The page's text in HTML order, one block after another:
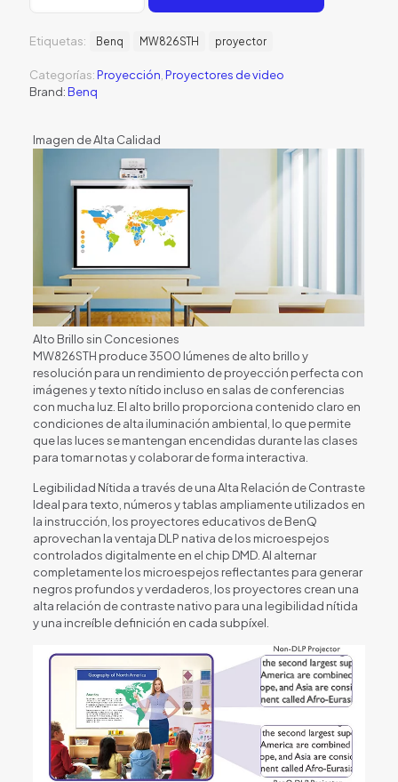
Corto
Alto
Brillo
cantidad
Etiquetas: Benq MW826STH proyector
Categorías:Proyección Proyectores de video
Brand:Benq
Imagen de Alta Calidad
Alto Brillo sin Concesiones
MW826STH produce 3500 lúmenes de alto brillo y
resolución para un rendimiento de proyección perfecta con
imágenes y texto nítido incluso en salas de conferencias
con mucha luz. El alto brillo proporciona contenido claro en
condiciones de alta iluminación ambiental, lo que permite
que las luces se mantengan encendidas durante las clases
para tomar notas y colaborar de forma interactiva.
Legibilidad Nítida a través de una Alta Relación de Contraste
Ideal para texto, números y tablas ampliamente utilizados en
la instrucción, los proyectores educativos de BenQ
aprovechan la ventaja DLP nativa de los microespejos
controlados digitalmente en el chip DMD. Al alternar
completamente los microespejos reflectantes para generar
negros profundos y verdaderos, los proyectores crean una
alta relación de contraste nativo para una legibilidad nítida
y una increíble definición en cada subpíxel.